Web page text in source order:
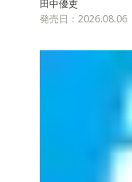
田中優吏
発売日：2026.08.06